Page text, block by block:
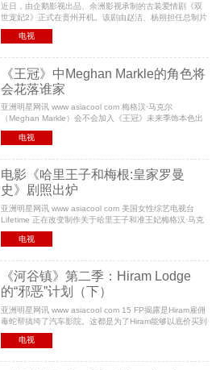
近日，由企鹅影视出品、余洲影视承制的古装爱情剧《双
世宠妃2》正式在贵州开机。该剧由赵洁、杨朔担任总制片
人，申卓、李阳担任制片人，吴强担任导演，杨十夜担任
总编剧，蒋继正担任摄影指导。开机当日，邢昭林、
电视
《王冠》中Meghan Markle的角色将
会花落谁家
亚洲明星网讯 www asiacool com 梅格汉·马克尔
（Meghan Markle）会不会加入《王冠》未来季饰本色出
演呢？近日，在耶路撒冷的INTV会议中提到这部大热的
Netflix美剧的时候，Left Bank 的总裁探讨了这部基于现
电视
电影《哈里王子和梅根:皇家罗曼
史》剧照出炉
亚洲明星网讯 www asiacool com 美国女性综艺电视台
Lifetime 正在改变制作关于哈里王子和准王妃梅格汉·马克
尔的浪漫电影《哈里王子和梅根:皇家罗曼史》。近日这家
电视台透露了更多关于这部电影的细节，当然还
电视
《河谷镇》第二季：Hiram Lodge
的“邪恶”计划（下）
亚洲明星网讯 www asiacool com 15 FP揭露是Hiram雇佣
毒蛇帮搞垮了汽车影院。这都是为了Hiram能够以底价买到
手。 Jughead崩溃了，他深爱着汽车影院，与此同时，他
在调查中也获取了更多反对Hiram的证据。16
电视